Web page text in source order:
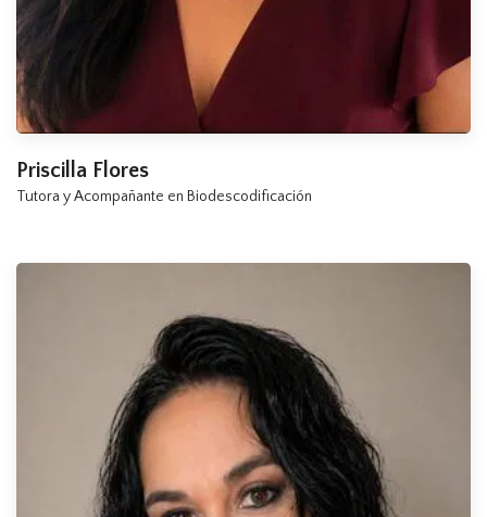
Priscilla Flores
Tutora y Acompañante en Biodescodificación